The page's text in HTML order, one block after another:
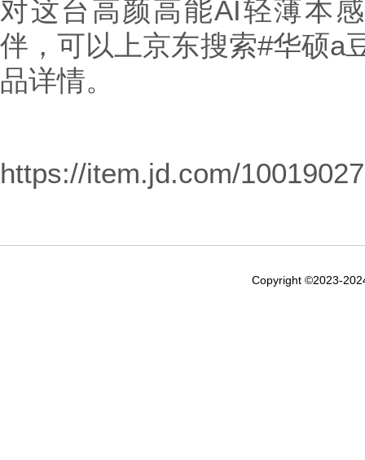
对这台高颜高能AI轻薄本
伴，可以上京东搜索#华硕a
品详情。
https://item.jd.com/
Copyright ©2023-